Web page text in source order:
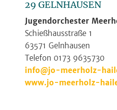
29 GELNHAUSEN
Jugendorchester
Schießhausstraße 1
63571 Gelnhausen
Telefon 0173 9635730
info@jo-meerholz-
www.jo-meerholz-